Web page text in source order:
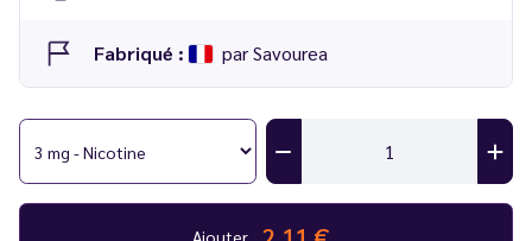
Fabriqué : par Savourea
Ajouter